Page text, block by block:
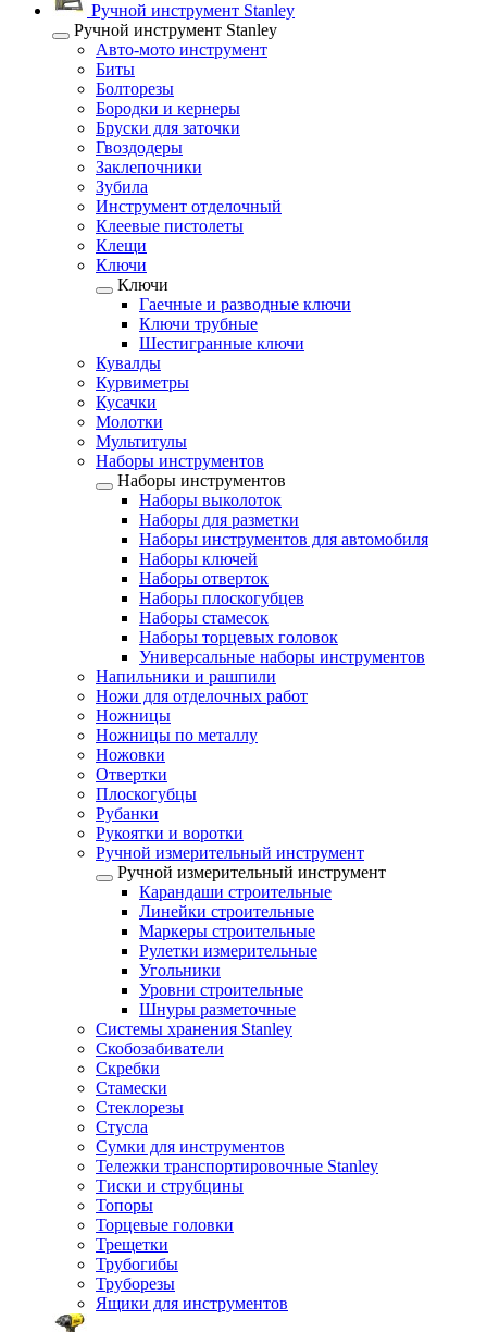
Ручной инструмент Stanley
Ручной инструмент Stanley
Авто-мото инструмент
Биты
Болторезы
Бородки и кернеры
Бруски для заточки
Гвоздодеры
Заклепочники
Зубила
Инструмент отделочный
Клеевые пистолеты
Клещи
Ключи
Ключи
Гаечные и разводные ключи
Ключи трубные
Шестигранные ключи
Кувалды
Курвиметры
Кусачки
Молотки
Мультитулы
Наборы инструментов
Наборы инструментов
Наборы выколоток
Наборы для разметки
Наборы инструментов для автомобиля
Наборы ключей
Наборы отверток
Наборы плоскогубцев
Наборы стамесок
Наборы торцевых головок
Универсальные наборы инструментов
Напильники и рашпили
Ножи для отделочных работ
Ножницы
Ножницы по металлу
Ножовки
Отвертки
Плоскогубцы
Рубанки
Рукоятки и воротки
Ручной измерительный инструмент
Ручной измерительный инструмент
Карандаши строительные
Линейки строительные
Маркеры строительные
Рулетки измерительные
Угольники
Уровни строительные
Шнуры разметочные
Системы хранения Stanley
Скобозабиватели
Скребки
Стамески
Стеклорезы
Стусла
Сумки для инструментов
Тележки транспортировочные Stanley
Тиски и струбцины
Топоры
Торцевые головки
Трещетки
Трубогибы
Труборезы
Ящики для инструментов